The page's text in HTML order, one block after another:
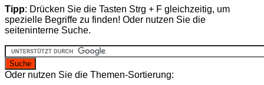
Tipp: Drücken Sie die Tasten Strg + F gleichzeitig, um
spezielle Begriffe zu finden! Oder nutzen Sie die
seiteninterne Suche.
Oder nutzen Sie die Themen-Sortierung: